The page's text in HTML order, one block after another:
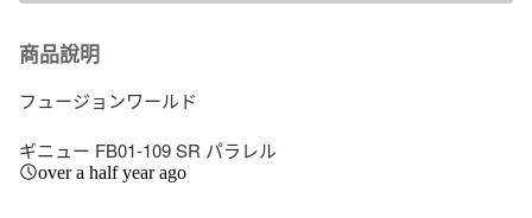
商品說明
フュージョンワールド
ギニュー FB01-109 SR パラレル
over a half year ago